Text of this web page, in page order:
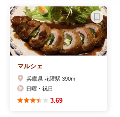
マルシェ
兵庫県 花隈駅 390m
日曜・祝日
3.69